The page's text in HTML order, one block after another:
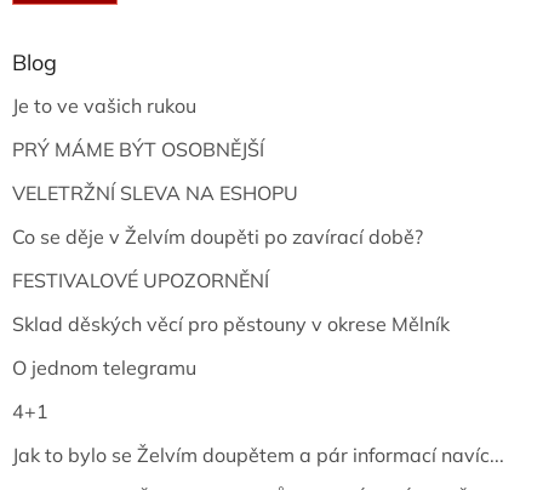
Blog
Je to ve vašich rukou
PRÝ MÁME BÝT OSOBNĚJŠÍ
VELETRŽNÍ SLEVA NA ESHOPU
Co se děje v Želvím doupěti po zavírací době?
FESTIVALOVÉ UPOZORNĚNÍ
Sklad děských věcí pro pěstouny v okrese Mělník
O jednom telegramu
4+1
Jak to bylo se Želvím doupětem a pár informací navíc...